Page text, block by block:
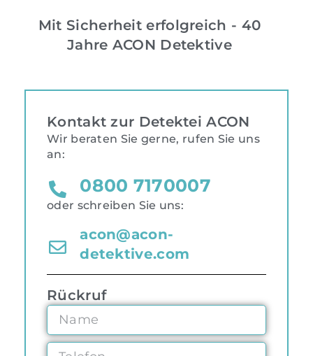
Mit Sicherheit erfolgreich - 40
Jahre ACON Detektive
Kontakt zur Detektei ACON
Wir beraten Sie gerne, rufen Sie uns
an:
0800 7170007
oder schreiben Sie uns:
acon@acon-
detektive.com
Rückruf